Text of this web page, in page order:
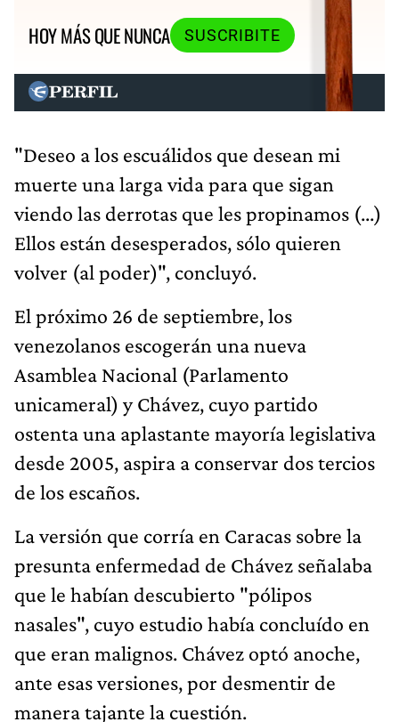
HOY MÁS QUE NUNCA
SUSCRIBITE
"Deseo a los escuálidos que desean mi
muerte una larga vida para que sigan
viendo las derrotas que les propinamos (...)
Ellos están desesperados, sólo quieren
volver (al poder)", concluyó.
El próximo 26 de septiembre, los
venezolanos escogerán una nueva
Asamblea Nacional (Parlamento
unicameral) y Chávez, cuyo partido
ostenta una aplastante mayoría legislativa
desde 2005, aspira a conservar dos tercios
de los escaños.
La versión que corría en Caracas sobre la
presunta enfermedad de Chávez señalaba
que le habían descubierto "pólipos
nasales", cuyo estudio había concluído en
que eran malignos. Chávez optó anoche,
ante esas versiones, por desmentir de
manera tajante la cuestión.